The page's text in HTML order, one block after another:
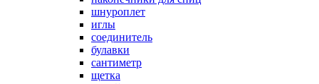
шнуроплет
иглы
соединитель
булавки
сантиметр
щетка